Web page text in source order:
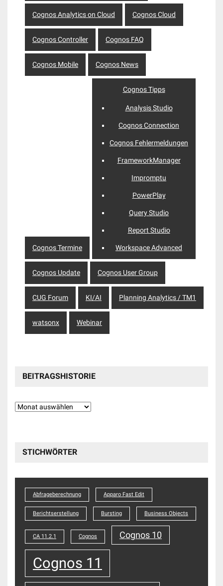
Cognos Analytics on Cloud Cognos Cloud
Cognos Controller Cognos FAQ
Cognos Mobile Cognos News
Cognos Termine
Cognos Tipps
Analysis Studio
Cognos Connection
Cognos Fehlermeldungen
FrameworkManager
Impromptu
PowerPlay
Query Studio
Report Studio
Workspace Advanced
Cognos Update Cognos User Group
CUG Forum KI/AI Planning Analytics / TM1
watsonx Webinar
BEITRAGSHISTORIE
Beitragshistorie
STICHWÖRTER
Abfrageberechnung Apparo Fast Edit
Berichtserstellung Bursting Business Objects
CA 11.2.1 Cognos Cognos 10
Cognos 11